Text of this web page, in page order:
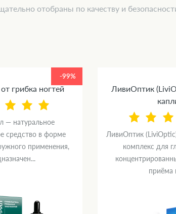
отобраны по качеству и
-99%
грибка ногтей
— натуральное
средство в форме
применения,
ЛивиОптик
ЛивиОптик
комплекс для
приёма